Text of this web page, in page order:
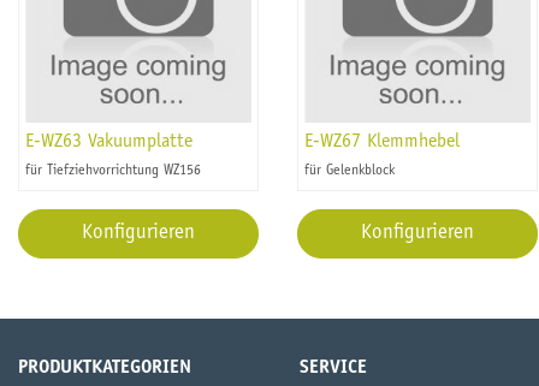
E-WZ63 Vakuumplatte
für Tiefziehvorrichtung WZ156
Konfigurieren
E-WZ67 Klemmhebel
für Gelenkblock
Konfigurieren
PRODUKTKATEGORIEN SERVICE